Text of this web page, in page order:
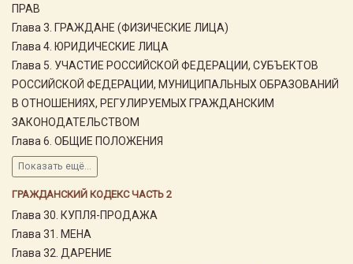
ПРАВ
Глава 3. ГРАЖДАНЕ (ФИЗИЧЕСКИЕ ЛИЦА)
Глава 4. ЮРИДИЧЕСКИЕ ЛИЦА
Глава 5. УЧАСТИЕ РОССИЙСКОЙ ФЕДЕРАЦИИ, СУБЪЕКТОВ
РОССИЙСКОЙ ФЕДЕРАЦИИ, МУНИЦИПАЛЬНЫХ ОБРАЗОВАНИЙ
В ОТНОШЕНИЯХ, РЕГУЛИРУЕМЫХ ГРАЖДАНСКИМ
ЗАКОНОДАТЕЛЬСТВОМ
Глава 6. ОБЩИЕ ПОЛОЖЕНИЯ
Показать ещё...
ГРАЖДАНСКИЙ КОДЕКС ЧАСТЬ 2
Глава 30. КУПЛЯ-ПРОДАЖА
Глава 31. МЕНА
Глава 32. ДАРЕНИЕ